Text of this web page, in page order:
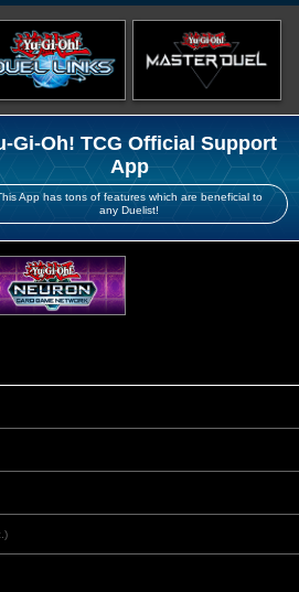
Gi-Oh! TCG Official Support
App
App has tons of features which are beneficial to
any Duelist!